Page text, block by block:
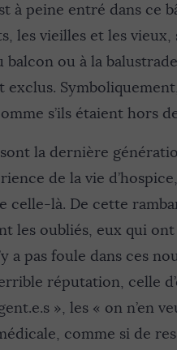
à peine entré dans ce
les vieilles et les
ou à la
exclus.
s’ils étaient hors
la dernière
de la vie
celle-là. De cette
les oubliés, eux qui
a pas foule dans ces
réputation, celle
», les « on n’en
comme si de